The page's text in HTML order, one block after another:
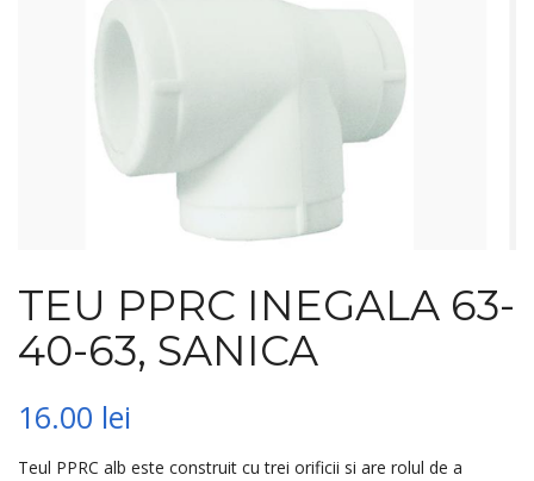
TEU PPRC INEGALA 63-
40-63, SANICA
16.00 lei
Teul PPRC alb este construit cu trei orificii si are rolul de a